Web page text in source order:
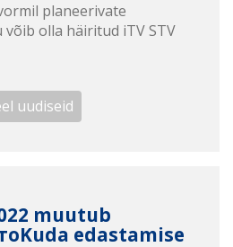
planeerivate
olla häiritud iTV STV
uudiseid
muutub
edastamise